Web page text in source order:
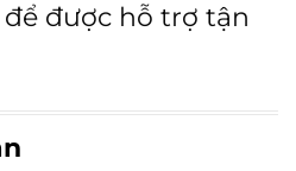
được hỗ trợ tận